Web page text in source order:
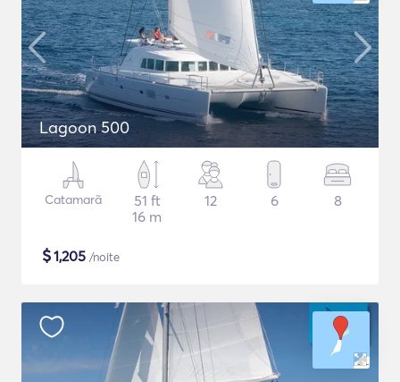
Lagoon 500
Catamarã
51 ft
16 m
12 6 8
$1,205 /noite